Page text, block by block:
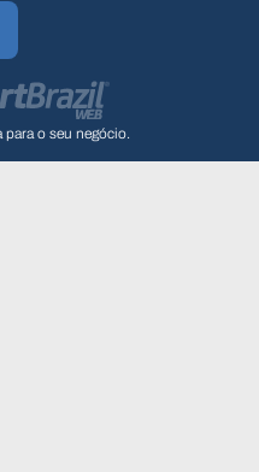
para o seu negócio.